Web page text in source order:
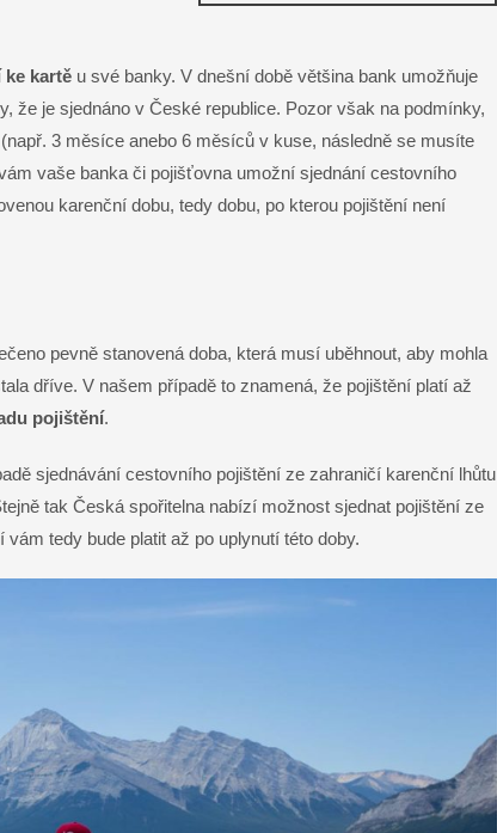
ke kartě u své banky. V dnešní době většina bank umožňuje
že je sjednáno v České republice. Pozor však na podmínky,
3 měsíce anebo 6 měsíců v kuse, následně se musíte
vaše banka či pojišťovna umožní sjednání cestovního
karenční dobu, tedy dobu, po kterou pojištění není
pevně stanovená doba, která musí uběhnout, aby mohla
dříve. V našem případě to znamená, že pojištění platí až
pojištění.
sjednávání cestovního pojištění ze zahraničí karenční lhůtu
tak Česká spořitelna nabízí možnost sjednat pojištění ze
tedy bude platit až po uplynutí této doby.